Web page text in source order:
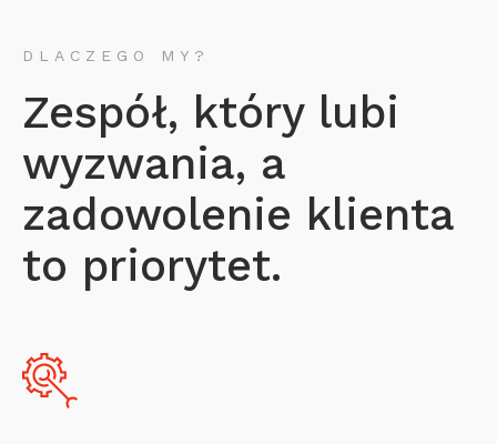
DLACZEGO MY?
Zespół, który lubi
wyzwania, a
zadowolenie klienta
to priorytet.